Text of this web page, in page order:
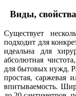
Виды,
Существует
подходит для
идеальна для
абсолютная
для бытовых нужд.
простая, саржевая
впитываемость.